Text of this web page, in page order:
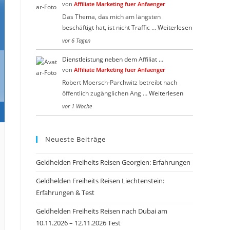
von Affiliate Marketing fuer Anfaenger
Das Thema, das mich am längsten
beschäftigt hat, ist nicht Traffic …Weiterlesen
vor 6 Tagen
Dienstleistung neben dem Affiliat …
von Affiliate Marketing fuer Anfaenger
Robert Moersch-Parchwitz betreibt nach
öffentlich zugänglichen Ang …Weiterlesen
vor 1 Woche
Neueste Beiträge
Geldhelden Freiheits Reisen Georgien: Erfahrungen
Geldhelden Freiheits Reisen Liechtenstein:
Erfahrungen & Test
Geldhelden Freiheits Reisen nach Dubai am
10.11.2026 – 12.11.2026 Test